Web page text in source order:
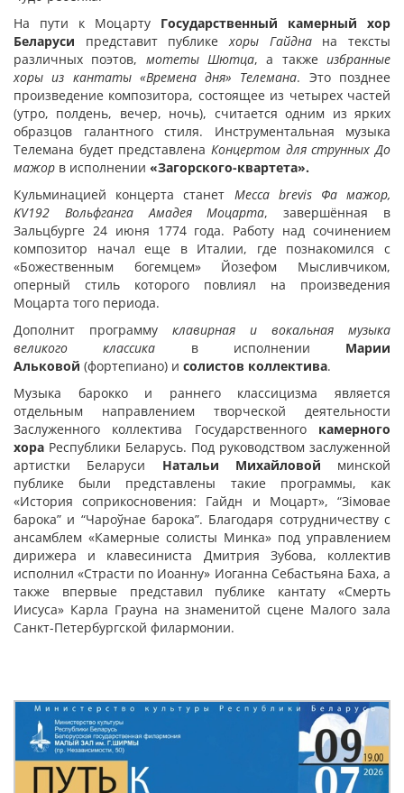
На пути к Моцарту Государственный камерный хор
Беларуси представит публикехоры Гайднана тексты
различных поэтов, мотеты Шютца, а такжеизбранные
хоры из кантаты «Времена дня» Телемана. Это позднее
произведение композитора, состоящее из четырех частей
(утро, полдень, вечер, ночь), считается одним из ярких
образцов галантного стиля. Инструментальная музыка
Телемана будет представлена Концертом для струнных До
мажор в исполнении «Загорского-квартета».
Кульминацией концерта станет Месса brevis Фа мажор,
KV192
Вольфганга Амадея Моцарта, завершённая в
Зальцбурге 24 июня 1774 года. Работу над сочинением
композитор начал еще в Италии, где познакомился с
«Божественным богемцем» Йозефом Мысливчиком,
оперный стиль которого повлиял на произведения
Моцарта того периода.
Дополнит программу клавирная и вокальная музыка
великого классика в исполнении Марии
Альковой (фортепиано) и солистов коллектива.
Музыка барокко и раннего классицизма является
отдельным направлением творческой деятельности
Заслуженного коллектива Государственного камерного
хора Республики Беларусь. Под руководством заслуженной
артистки Беларуси Натальи Михайловой минской
публике были представлены такие программы, как
«История соприкосновения: Гайдн и Моцарт», “Зімовае
барока” и “Чароўнае барока”. Благодаря сотрудничеству с
ансамблем «Камерные солисты Минка» под управлением
дирижера и клавесиниста Дмитрия Зубова, коллектив
исполнил «Страсти по Иоанну» Иоганна Себастьяна Баха, а
также впервые представил публике кантату «Смерть
Иисуса» Карла Грауна на знаменитой сцене Малого зала
Санкт-Петербургской филармонии.